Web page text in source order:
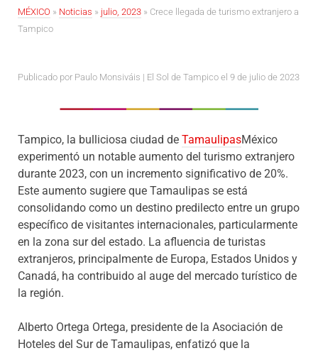
MÉXICO » Noticias » julio, 2023 » Crece llegada de turismo extranjero a
Tampico
Publicado por Paulo Monsiváis | El Sol de Tampico el 9 de julio de 2023
Tampico, la bulliciosa ciudad de TamaulipasMéxico
experimentó un notable aumento del turismo extranjero
durante 2023, con un incremento significativo de 20%.
Este aumento sugiere que Tamaulipas se está
consolidando como un destino predilecto entre un grupo
específico de visitantes internacionales, particularmente
en la zona sur del estado. La afluencia de turistas
extranjeros, principalmente de Europa, Estados Unidos y
Canadá, ha contribuido al auge del mercado turístico de
la región.
Alberto Ortega Ortega, presidente de la Asociación de
Hoteles del Sur de Tamaulipas, enfatizó que la